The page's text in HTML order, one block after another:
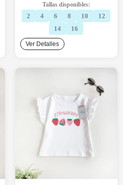
era:
S/35.00.
es:
S/27.90.
Tallas disponibles:
2 4 6 8 10
12
14
16
Ver Detalles